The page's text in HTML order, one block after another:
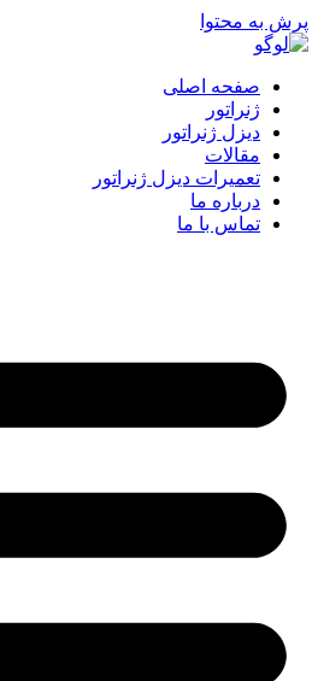
پرش به محتوا
صفحه اصلی
ژنراتور
دیزل ژنراتور
مقالات
تعمیرات دیزل ژنراتور
درباره ما
تماس با ما